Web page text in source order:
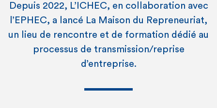
Depuis 2022, L’ICHEC, en collaboration avec
l’EPHEC, a lancé La Maison du Repreneuriat,
un lieu de rencontre et de formation dédié au
processus de transmission/reprise
d’entreprise.